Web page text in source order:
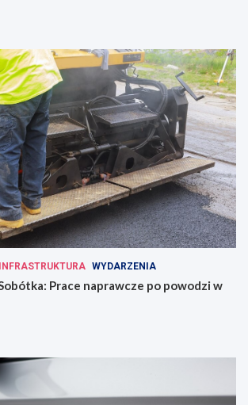
INFRASTRUKTURA WYDARZENIA
Prace naprawcze po powodzi w